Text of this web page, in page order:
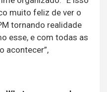
muito feliz de ver o
tornando realidade
esse, e com todas as
acontecer”,